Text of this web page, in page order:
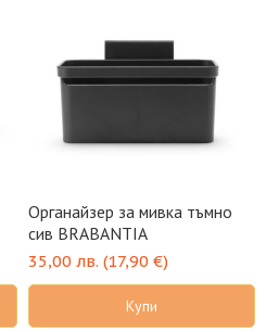
Органайзер за мивка тъмно
сив BRABANTIA
35,00 лв. (17,90 €)
Купи